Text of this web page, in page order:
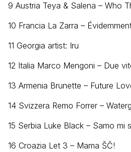
9 Austria Teya & Salena – Who
10 Francia La Zarra –
11 Georgia artist: Iru
12 Italia Marco Mengoni – Due
13 Armenia Brunette – Future
14 Svizzera Remo Forrer –
15 Serbia Luke Black – Samo mi
16 Croazia Let 3 – Mama ŠČ!